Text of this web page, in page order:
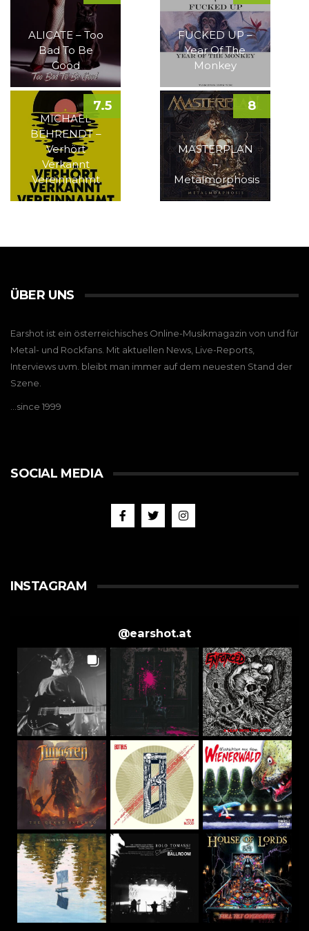
ALICATE – Too
Bad To Be
Good
FUCKED UP –
Year Of The
Monkey
MICHAEL
BEHRENDT –
Verhört
Verkannt
Vereinnahmt
7.5
MASTERPLAN
–
Metalmorphosis
8
ÜBER UNS
Earshot ist ein österreichisches Online-Musikmagazin von und für
Metal- und Rockfans. Mit aktuellen News, Live-Reports,
Interviews uvm. bleibt man immer auf dem neuesten Stand der
Szene.
…since 1999
SOCIAL MEDIA
INSTAGRAM
@earshot.at